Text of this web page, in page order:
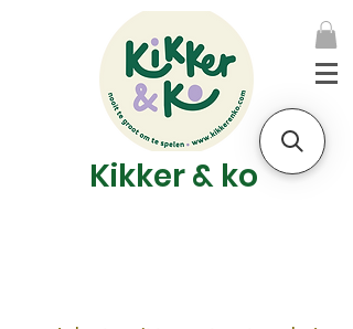
Kikker & ko